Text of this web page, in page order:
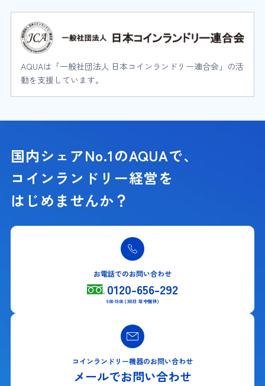
AQUAは「一般社団法人 日本コインランドリー連合会」の活
動を支援しています。
国内シェアNo.1のAQUAで、
コインランドリー経営を
はじめませんか？
お電話でのお問い合わせ
0120-656-292
9:00-18:00 (365日 年中無休)
コインランドリー機器のお問い合わせ
メールでお問い合わせ